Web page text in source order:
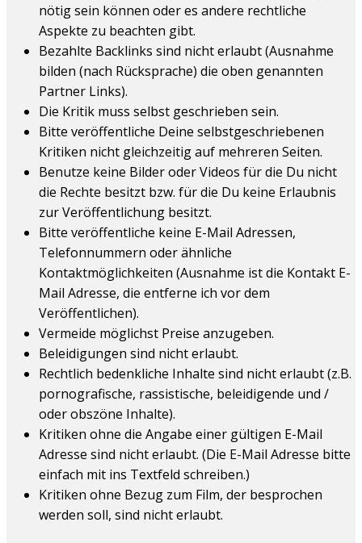
nötig sein können oder es andere rechtliche
Aspekte zu beachten gibt.
Bezahlte Backlinks sind nicht erlaubt (Ausnahme
bilden (nach Rücksprache) die oben genannten
Partner Links).
Die Kritik muss selbst geschrieben sein.
Bitte veröffentliche Deine selbstgeschriebenen
Kritiken nicht gleichzeitig auf mehreren Seiten.
Benutze keine Bilder oder Videos für die Du nicht
die Rechte besitzt bzw. für die Du keine Erlaubnis
zur Veröffentlichung besitzt.
Bitte veröffentliche keine E-Mail Adressen,
Telefonnummern oder ähnliche
Kontaktmöglichkeiten (Ausnahme ist die Kontakt E-
Mail Adresse, die entferne ich vor dem
Veröffentlichen).
Vermeide möglichst Preise anzugeben.
Beleidigungen sind nicht erlaubt.
Rechtlich bedenkliche Inhalte sind nicht erlaubt (z.B.
pornografische, rassistische, beleidigende und /
oder obszöne Inhalte).
Kritiken ohne die Angabe einer gültigen E-Mail
Adresse sind nicht erlaubt. (Die E-Mail Adresse bitte
einfach mit ins Textfeld schreiben.)
Kritiken ohne Bezug zum Film, der besprochen
werden soll, sind nicht erlaubt.